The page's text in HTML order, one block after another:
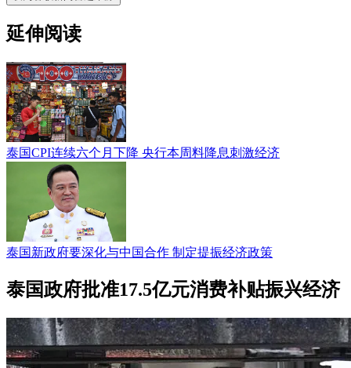
延伸阅读
泰国CPI连续六个月下降 央行本周料降息刺激经济
泰国新政府要深化与中国合作 制定提振经济政策
泰国政府批准17.5亿元消费补贴振兴经济